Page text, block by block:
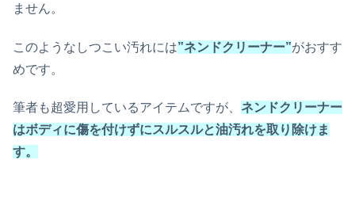
ません。
このようなしつこい汚れには”ネンドクリーナー”がおすす
めです。
筆者も超愛用しているアイテムですが、 ネンドクリーナー
はボディに傷を付けずにスルスルと油汚れを取り除けま
す。